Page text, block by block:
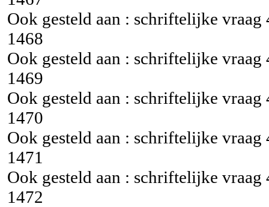
Ook gesteld aan : schriftelijke vraag
1468
Ook gesteld aan : schriftelijke vraag
1469
Ook gesteld aan : schriftelijke vraag
1470
Ook gesteld aan : schriftelijke vraag
1471
Ook gesteld aan : schriftelijke vraag
1472